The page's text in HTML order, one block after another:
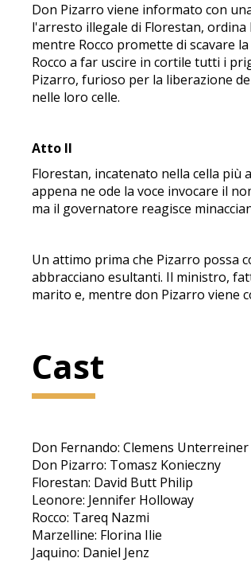
Don Pizarro viene informato con
l'arresto illegale di Florestan,
mentre Rocco promette di scavare
Rocco a far uscire in cortile tutti i
Pizarro, furioso per la liberazione
nelle loro celle.
Atto II
Florestan, incatenato nella cella più
appena ne ode la voce invocare il
ma il governatore reagisce
Un attimo prima che Pizarro possa
abbracciano esultanti. Il ministro,
marito e, mentre don Pizarro viene
Cast
Don Fernando: Clemens Unterreiner
Don Pizarro: Tomasz Konieczny
Florestan: David Butt Philip
Leonore: Jennifer Holloway
Rocco: Tareq Nazmi
Marzelline: Florina Ilie
Jaquino: Daniel Jenz